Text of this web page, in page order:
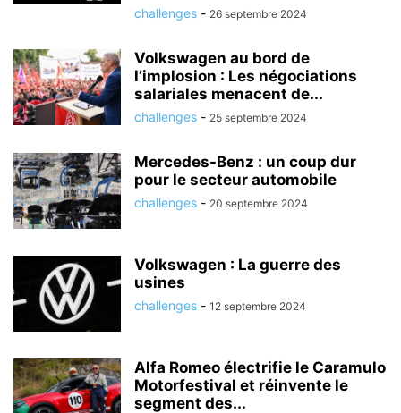
challenges - 26 septembre 2024
Volkswagen au bord de
l’implosion : Les négociations
salariales menacent de...
challenges - 25 septembre 2024
Mercedes-Benz : un coup dur
pour le secteur automobile
challenges - 20 septembre 2024
Volkswagen : La guerre des
usines
challenges - 12 septembre 2024
Alfa Romeo électrifie le Caramulo
Motorfestival et réinvente le
segment des...